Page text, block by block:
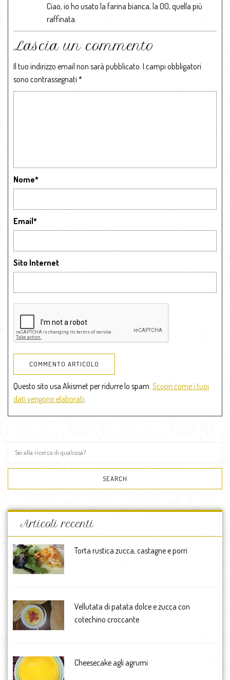
Ciao, io ho usato la farina bianca, la 00, quella più
raffinata.
Lascia un commento
Il tuo indirizzo email non sarà pubblicato. I campi obbligatori
sono contrassegnati *
Nome*
Email*
Sito Internet
Questo sito usa Akismet per ridurre lo spam. Scopri come i tuoi
dati vengono elaborati
Articoli recenti
Torta rustica zucca, castagne e porri
Vellutata di patata dolce e zucca con
cotechino croccante
Cheesecake agli agrumi